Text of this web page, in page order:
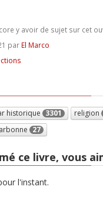
y avoir de sujet sur cet
par El Marco
historique 3301 religion
27
ce livre, vous
l'instant.